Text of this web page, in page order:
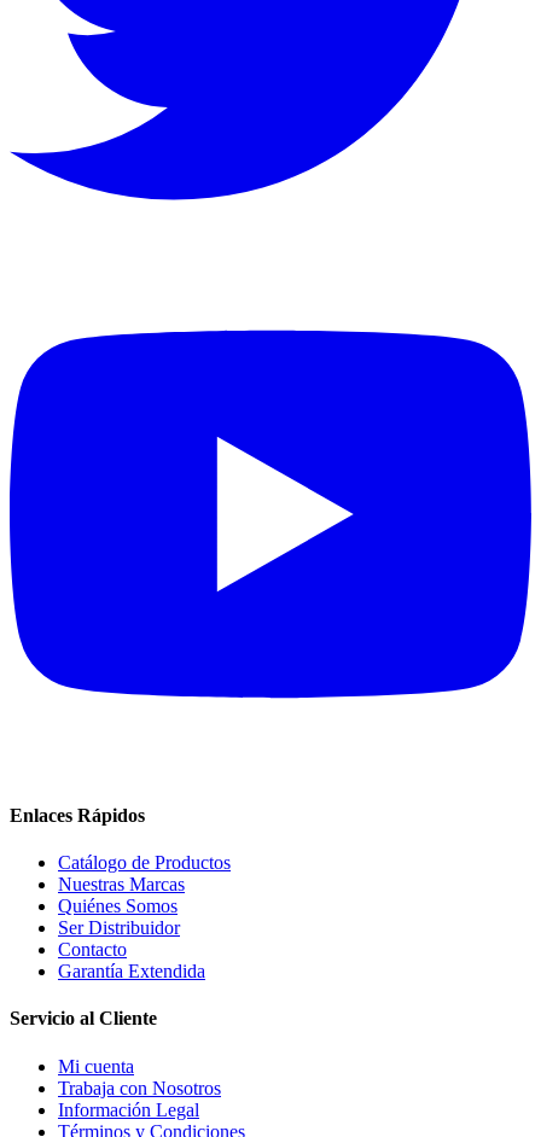
Enlaces Rápidos
Catálogo de Productos
Nuestras Marcas
Quiénes Somos
Ser Distribuidor
Contacto
Garantía Extendida
Servicio al Cliente
Mi cuenta
Trabaja con Nosotros
Información Legal
Términos y Condiciones